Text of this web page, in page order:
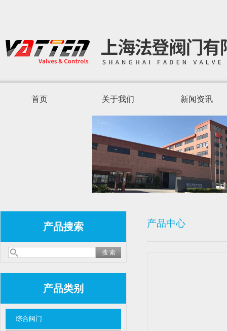
首页 关于我们 新闻资讯
产品搜索
产品类别
综合阀门
产品中心